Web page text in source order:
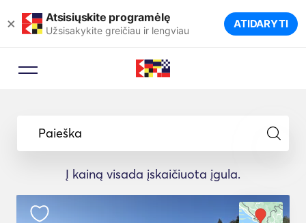
× Atsisiųskite programėlę
Užsisakykite greičiau ir lengviau ATIDARYTI
Paieška
Į kainą visada įskaičiuota įgula.